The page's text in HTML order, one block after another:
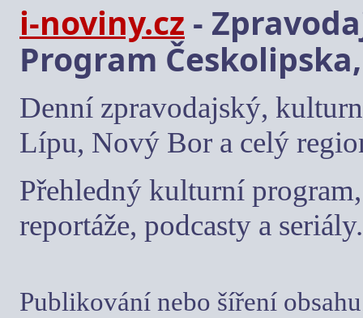
i-noviny.cz -
Program
Denní zpravodajský,
Lípu, Nový Bor a celý
Přehledný kulturní
reportáže, podcasty a seriály.
Publikování nebo šíření